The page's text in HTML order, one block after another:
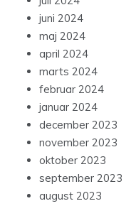
juni 2024
maj 2024
april 2024
marts 2024
februar 2024
januar 2024
december 2023
november 2023
oktober 2023
september 2023
august 2023